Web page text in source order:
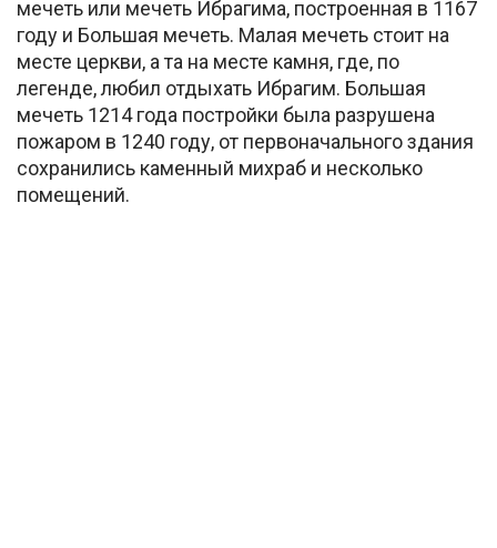
мечеть или мечеть Ибрагима, построенная в 1167
году и Большая мечеть. Малая мечеть стоит на
месте церкви, а та на месте камня, где, по
легенде, любил отдыхать Ибрагим. Большая
мечеть 1214 года постройки была разрушена
пожаром в 1240 году, от первоначального здания
сохранились каменный михраб и несколько
помещений.